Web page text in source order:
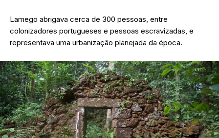
Lamego abrigava cerca de 300 pessoas, entre
colonizadores portugueses e pessoas escravizadas, e
representava uma urbanização planejada da época.